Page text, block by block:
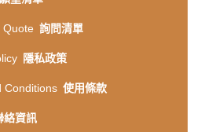
Quote 詢問清單
隱私政策
Conditions 使用條款
絡資訊